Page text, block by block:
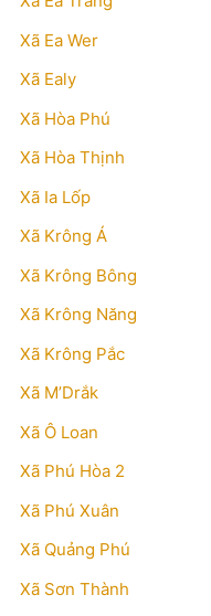
Xã Ea Wer
Xã Ealy
Xã Hòa Phú
Xã Hòa Thịnh
Xã Ia Lốp
Xã Krông Á
Xã Krông Bông
Xã Krông Năng
Xã Krông Pắc
Xã M’Drắk
Xã Ô Loan
Xã Phú Hòa 2
Xã Phú Xuân
Xã Quảng Phú
Xã Sơn Thành